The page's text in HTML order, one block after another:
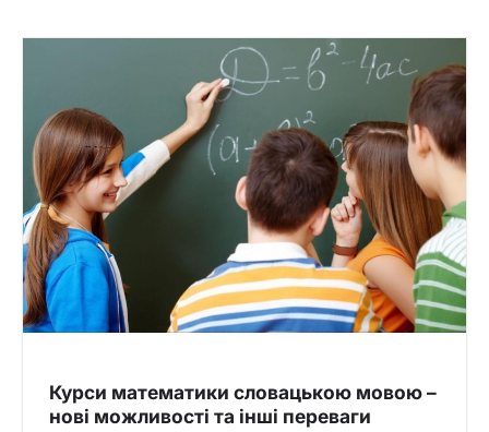
Курси математики словацькою мовою –
нові можливості та інші переваги